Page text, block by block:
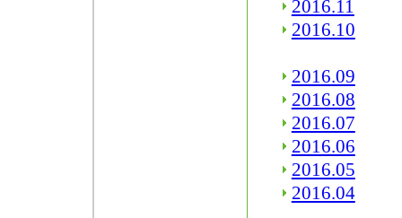
2016.11
2016.10
2016.09
2016.08
2016.07
2016.06
2016.05
2016.04